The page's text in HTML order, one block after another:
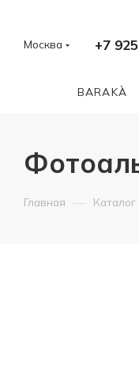
Москва +7
BARAKÀ
Главная — Каталог